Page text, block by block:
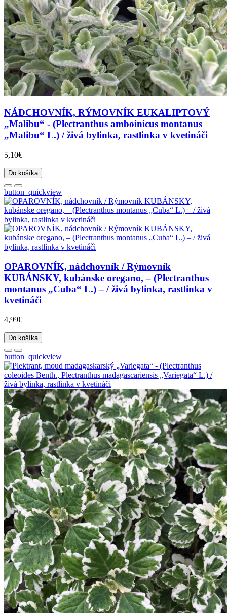
NÁDCHOVNÍK, RÝMOVNÍK EUKALIPTOVÝ
„Malibu“ - (Plectranthus amboinicus montanus
„Malibu“ L.) / živá bylinka, rastlinka v kvetináči
5,10€
Do košíka
button_quickview
OPAROVNÍK, nádchovník / Rýmovník
KUBÁNSKY, kubánske oregano, – (Plectranthus
montanus „Cuba“ L.) – / živá bylinka, rastlinka v
kvetináči
4,99€
Do košíka
button_quickview